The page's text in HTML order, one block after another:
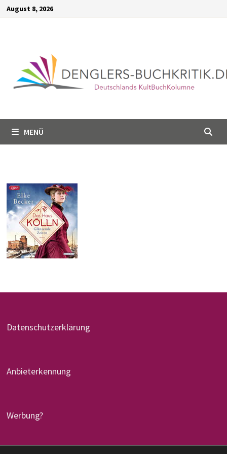
springen
Zum
Inhalt
August 8, 2026
MENÜ
Datenschutzerklärung
Anbieterkennung
Werbung?